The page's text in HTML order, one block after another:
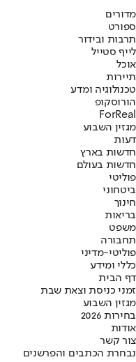
מדורים
ספורט
תרבות ובידור
לייף סטייל
אוכל
תיירות
טכנולוגיה ומדע
הורוסקופ
ForReal
מגזין השבוע
דעות
חדשות בארץ
חדשות בעולם
פוליטי
ביטחוני
חינוך
בריאות
משפט
תחבורה
פוליטי-מדיני
כללי ומידע
דף הבית
זמני כניסת וצאת שבת
מגזין השבוע
בחירות 2026
אודות
צור קשר
נבחרת הכתבים והפרשנים